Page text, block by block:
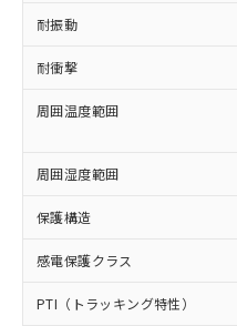
耐振動
耐衝撃
周囲温度範囲
周囲湿度範囲
保護構造
感電保護クラス
PTI（トラッキング特性）
記載している
タに基づき
覧された時
準価格とは
正式な納期
様のお取引
ムロン制御
オムロン制
販売ネ
ください。
在庫状況およ
事前の承諾な
鉛(Pb) 1000ppm以下、
六価クロム(Cr(Ⅵ))
類(PBB) 1000ppm以下
(PBDE) 1000ppm以下、
ル) (DEHP)(別名：
ルベンジル（BBP）
（DBP） 1000ppm以
(DIBP) 1000ppm以下
但し、RoHS指令で産業
適用除外項目は除く。
フタル酸エステル類の４
図的な使用がないことを
※2 対応予定月
*中国RoHS10物質の基
Pb(鉛) :1000ppm、 Hg(
Cr(Ⅵ)(六価クロム) :
ニル類) : 1000ppm、
ル) : 1000ppm、
DEHP(フタル酸ビス(2-
※2 環境保護使用
「ｅ」：有害物質（
（以下｢規制
または国外
国政府の輸
可)を取得す
当社は規制
全に破砕す
いよう必要な
当社は貴社
ル、化学兵
武器並びに
使用いたしま
当社は、貴
場合は、上記1
○ 一定数以
△ 一定数
在庫なし
いては
たはお客
機器販
認ください)